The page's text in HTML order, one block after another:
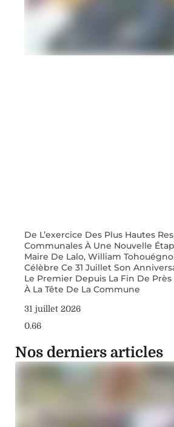
De L’exercice Des Plus Hautes
Communales À Une Nouvelle
Maire De Lalo, William
Célèbre Ce 31 Juillet Son
Le Premier Depuis La Fin De
À La Tête De La Commune
31 juillet 2026
Nos derniers articles